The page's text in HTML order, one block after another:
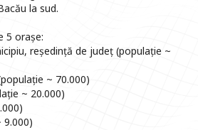
la sud.
5 orașe:
reședință de județ (populație ~
~ 70.000)
~ 20.000)